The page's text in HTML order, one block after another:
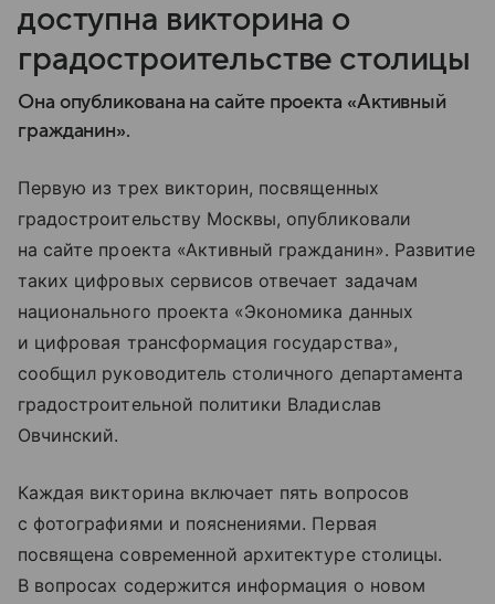
доступна викторина о
градостроительстве столицы
Она опубликована на сайте проекта «Активный
гражданин».
Первую из трех викторин, посвященных
градостроительству Москвы, опубликовали
на сайте проекта «Активный гражданин». Развитие
таких цифровых сервисов отвечает задачам
национального проекта «Экономика данных
и цифровая трансформация государства»,
сообщил руководитель столичного департамента
градостроительной политики Владислав
Овчинский.
Каждая викторина включает пять вопросов
с фотографиями и пояснениями. Первая
посвящена современной архитектуре столицы.
В вопросах содержится информация о новом